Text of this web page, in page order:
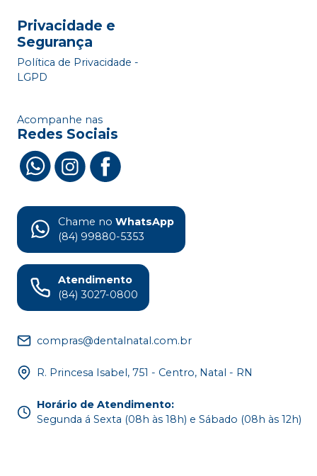
Privacidade e
Segurança
Política de Privacidade -
LGPD
Acompanhe nas
Redes Sociais
Chame no WhatsApp
(84) 99880-5353
Atendimento
(84) 3027-0800
compras@dentalnatal.com.br
R. Princesa Isabel, 751 - Centro, Natal - RN
Horário de Atendimento:
Segunda á Sexta (08h às 18h) e Sábado (08h às 12h)